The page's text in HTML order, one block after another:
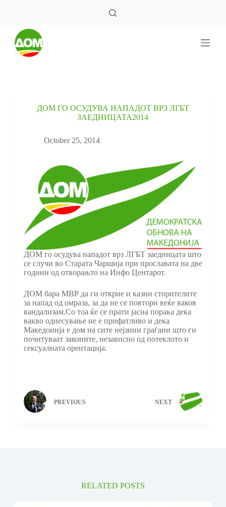
ДОМ ГО ОСУДУВА НАПАДОТ ВРЗ ЛГБТ
ЗАЕДНИЦАТА2014
October 25, 2014
ДОМ го осудува нападот врз ЛГБТ заедницата што
се случи во Старата Чаршија при прославата на две
години од отворањто на Инфо Центарот.
ДОМ бара МВР да ги открие и казни сторителите
за напад од омраза, за да не се повтори веќе ваков
вандализам.Со тоа ќе се прати јасна порака дека
вакво однесување не е прифатливо и дека
Македонија е дом на сите нејзини граѓани што ги
почитуваат законите, независно од потеклото и
сексуалната орентација.
PREVIOUS NEXT
RELATED POSTS